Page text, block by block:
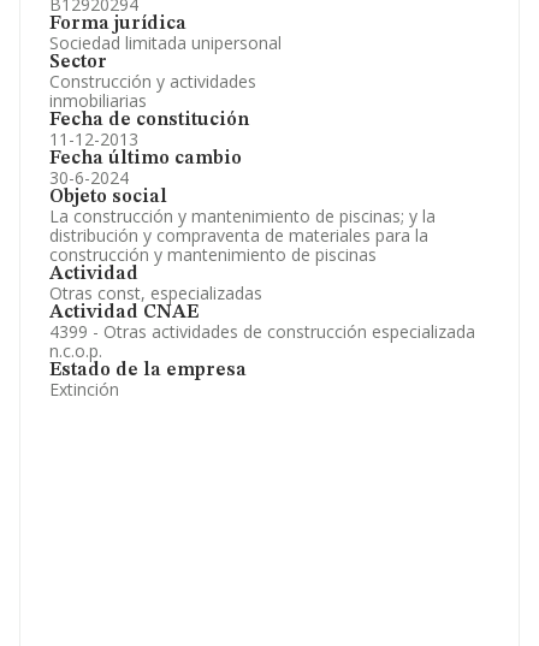
Forma jurídica
Sociedad limitada unipersonal
Sector
Construcción y actividades
inmobiliarias
Fecha de constitución
11-12-2013
Fecha último cambio
30-6-2024
Objeto social
La construcción y mantenimiento de piscinas; y la
distribución y compraventa de materiales para la
construcción y mantenimiento de piscinas
Actividad
Otras const, especializadas
Actividad CNAE
4399 - Otras actividades de construcción especializada
n.c.o.p.
Estado de la empresa
Extinción